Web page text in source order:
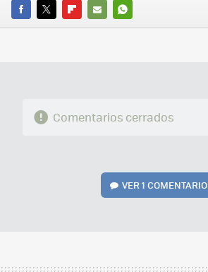
FACEBOOK
TWITTERFLIPBOARD
E-
WHATSAPP
Comentarios cerrados
VER1 COMENTARIO